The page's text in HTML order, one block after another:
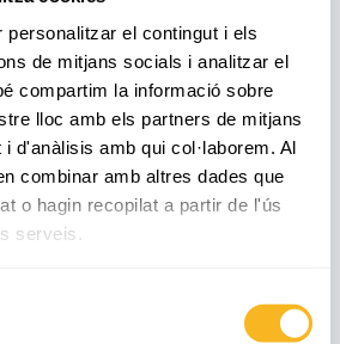
personalitzar el contingut i els
de mitjans socials i analitzar el
compartim la informació sobre
lloc amb els partners de mitjans
d'anàlisis amb qui col·laborem. Al
combinar amb altres dades que
o hagin recopilat a partir de l'ús
serveis.
1 de juny el col·legi Pare